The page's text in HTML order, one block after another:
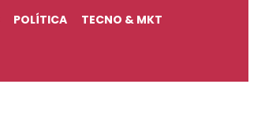
POLÍTICA TECNO & MKT